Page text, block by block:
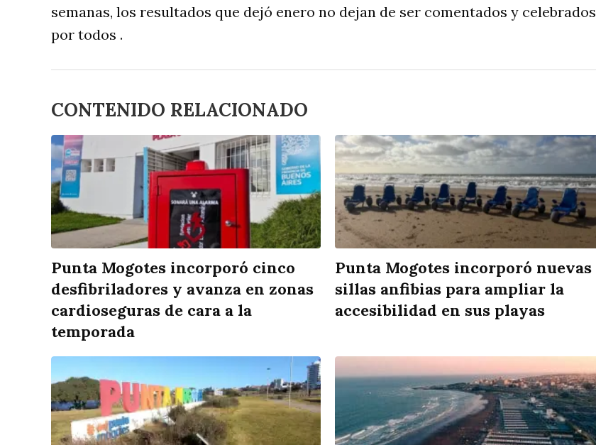
semanas, los resultados que dejó enero no dejan de ser comentados y celebrados
por todos .
CONTENIDO RELACIONADO
Punta Mogotes incorporó cinco
desfibriladores y avanza en zonas
cardioseguras de cara a la
temporada
Punta Mogotes incorporó nuevas
sillas anfibias para ampliar la
accesibilidad en sus playas